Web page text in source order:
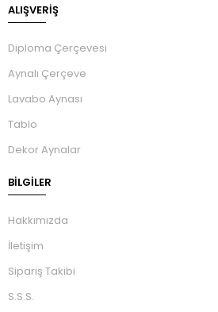
ALIŞVERİŞ
Diploma Çerçevesi
Aynalı Çerçeve
Lavabo Aynası
Tablo
Dekor Aynalar
BILGILER
Hakkımızda
İletişim
Sipariş Takibi
S.S.S.